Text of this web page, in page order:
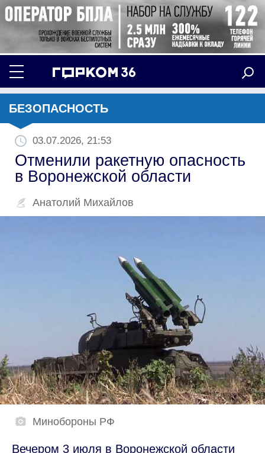
БЕЗОПАСНОСТЬ
03.07.2026, 21:53
Отменили ракетную опасность
в Воронежской области
Анатолий Михайлов
Минобороны РФ
Вечером 3 июля в Воронежской области